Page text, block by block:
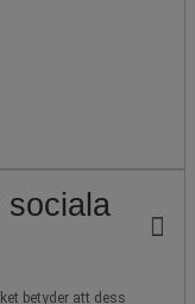
sociala
betyder att dess